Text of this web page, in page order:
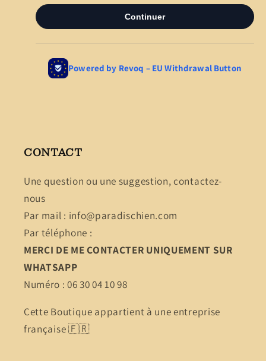
CONTACT
Une question ou une suggestion, contactez-
nous
Par mail : info@paradischien.com
Par téléphone :
MERCI DE ME CONTACTER UNIQUEMENT SUR
WHATSAPP
Numéro : 06 30 04 10 98
Cette Boutique appartient à une entreprise
française 🇫🇷